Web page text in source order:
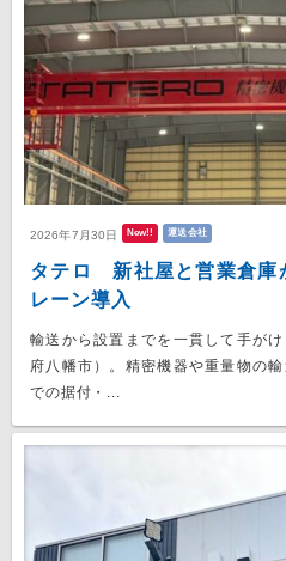
2026年7月30日 New!! 運送会社
タテロ 新社屋と営業倉庫
レーン導入
輸送から設置までを一貫して手が
府八幡市）。精密機器や重量物の
での据付・...